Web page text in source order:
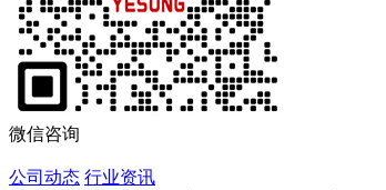
微信咨询
公司动态 行业资讯